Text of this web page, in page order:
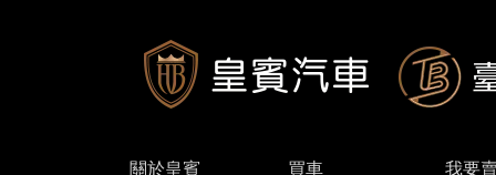
關於皇賓 買車 我要